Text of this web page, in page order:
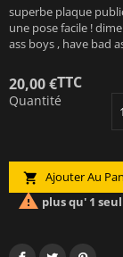
superbe plaque
une pose facile !
ass boys , have bad
20,00 €TTC
Quantité
 Ajouter Au
 plus qu' 1